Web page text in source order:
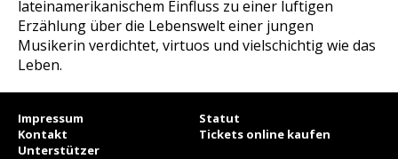
lateinamerikanischem Einfluss zu einer luftigen
Erzählung über die Lebenswelt einer jungen
Musikerin verdichtet, virtuos und vielschichtig wie das
Leben.
Impressum
Statut
Kontakt
Tickets online kaufen
Unterstützer